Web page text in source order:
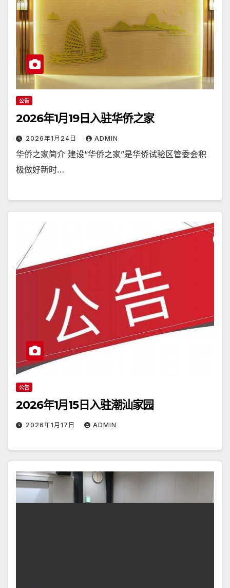
公告
2026年1月19日入驻华侨之家
2026年1月24日 ADMIN
华侨之家简介 建设“华侨之家”是华侨试验区管委会积
极做好新时…
公告
2026年1月15日入驻潮汕家园
2026年1月17日 ADMIN